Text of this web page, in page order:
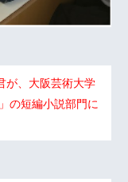
、大阪芸術大学
の短編小説部門に